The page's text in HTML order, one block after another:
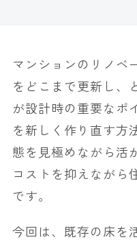
マンションのリノベ
をどこまで更新し、
が設計時の重要なポ
を新しく作り直す方
態を見極めながら活
コストを抑えながら
です。
今回は、既存の床を